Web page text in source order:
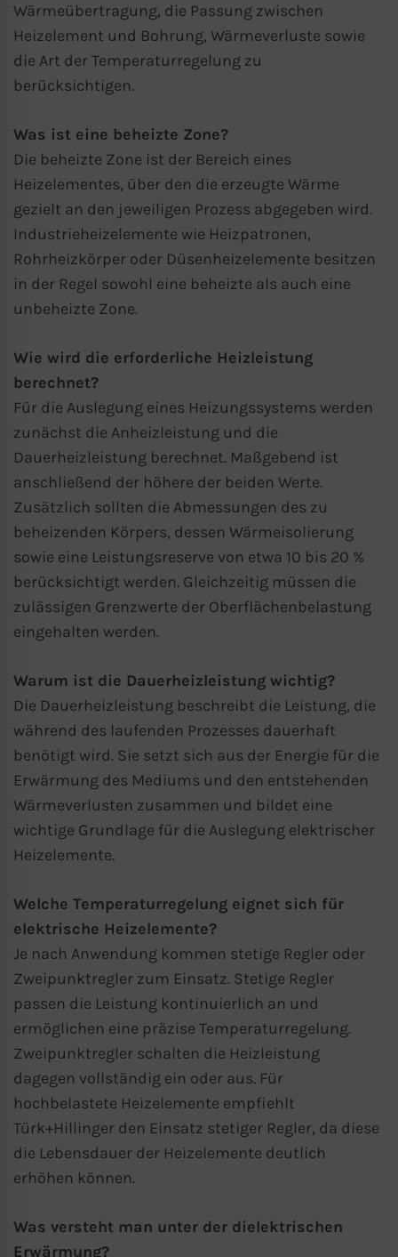
Wärmeübertragung, die Passung zwischen
Heizelement und Bohrung, Wärmeverluste sowie
die Art der Temperaturregelung zu
berücksichtigen.
Was ist eine beheizte Zone?
Die beheizte Zone ist der Bereich eines
Heizelementes, über den die erzeugte Wärme
gezielt an den jeweiligen Prozess abgegeben wird.
Industrieheizelemente wie Heizpatronen,
Rohrheizkörper oder Düsenheizelemente besitzen
in der Regel sowohl eine beheizte als auch eine
unbeheizte Zone.
Wie wird die erforderliche Heizleistung
berechnet?
Für die Auslegung eines Heizungssystems werden
zunächst die Anheizleistung und die
Dauerheizleistung berechnet. Maßgebend ist
anschließend der höhere der beiden Werte.
Zusätzlich sollten die Abmessungen des zu
beheizenden Körpers, dessen Wärmeisolierung
sowie eine Leistungsreserve von etwa 10 bis 20 %
berücksichtigt werden. Gleichzeitig müssen die
zulässigen Grenzwerte der Oberflächenbelastung
eingehalten werden.
Warum ist die Dauerheizleistung wichtig?
Die Dauerheizleistung beschreibt die Leistung, die
während des laufenden Prozesses dauerhaft
benötigt wird. Sie setzt sich aus der Energie für die
Erwärmung des Mediums und den entstehenden
Wärmeverlusten zusammen und bildet eine
wichtige Grundlage für die Auslegung elektrischer
Heizelemente.
Welche Temperaturregelung eignet sich für
elektrische Heizelemente?
Je nach Anwendung kommen stetige Regler oder
Zweipunktregler zum Einsatz. Stetige Regler
passen die Leistung kontinuierlich an und
ermöglichen eine präzise Temperaturregelung.
Zweipunktregler schalten die Heizleistung
dagegen vollständig ein oder aus. Für
hochbelastete Heizelemente empfiehlt
Türk+Hillinger den Einsatz stetiger Regler, da diese
die Lebensdauer der Heizelemente deutlich
erhöhen können.
Was versteht man unter der dielektrischen
Erwärmung?